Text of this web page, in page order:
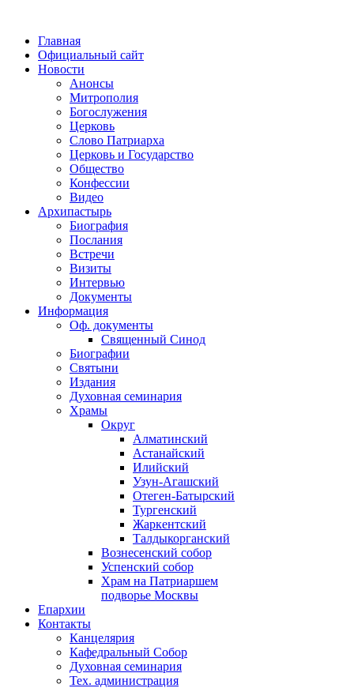
Главная
Официальный сайт
Новости
Анонсы
Митрополия
Богослужения
Церковь
Слово Патриарха
Церковь и Государство
Общество
Конфессии
Видео
Архипастырь
Биография
Послания
Встречи
Визиты
Интервью
Документы
Информация
Оф. документы
Священный Синод
Биографии
Святыни
Издания
Духовная семинария
Храмы
Округ
Алматинский
Астанайский
Илийский
Узун-Агашский
Отеген-Батырский
Тургенский
Жаркентский
Талдыкорганский
Вознесенский собор
Успенский собор
Храм на Патриаршем
подворье Москвы
Епархии
Контакты
Канцелярия
Кафедральный Собор
Духовная семинария
Тех. администрация